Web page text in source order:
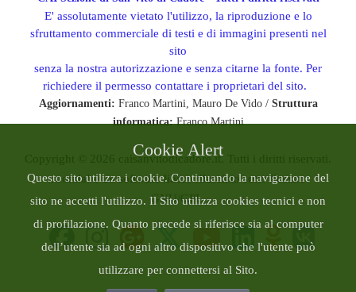
E' assolutamente vietato l'utilizzo, la riproduzione e lo
sfruttamento commerciale di testi e di immagini presenti nel
sito
senza la nostra autorizzazione e senza citarne la fonte. Per
richiedere il permesso contattare i proprietari del sito.
Aggiornamenti: Franco Martini, Mauro De Vido / Struttura
informatica:Franco Martini
Copyright © 2026 caisanvitodicadore.it. Tutti i diritti riservati.
Joomla!è un software libero rilasciato sottolicenza
GNU/GPL.
Cookie Alert
Questo sito utilizza i cookie. Continuando la navigazione del
sito ne accetti l'utilizzo. Il Sito utilizza cookies tecnici e non
di profilazione. Quanto precede si riferisce sia al computer
dell’utente sia ad ogni altro dispositivo che l'utente può
utilizzare per connettersi al Sito.